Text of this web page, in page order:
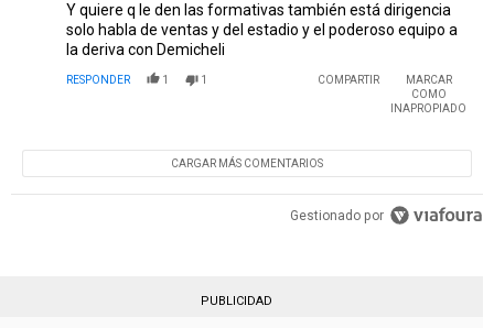
Y quiere q le den las formativas también está dirigencia
solo habla de ventas y del estadio y el poderoso equipo a
la deriva con Demicheli
RESPONDER 1 1 COMPARTIR
MARCAR
COMO
INAPROPIADO
CARGAR MÁS COMENTARIOS
Gestionado por
PUBLICIDAD